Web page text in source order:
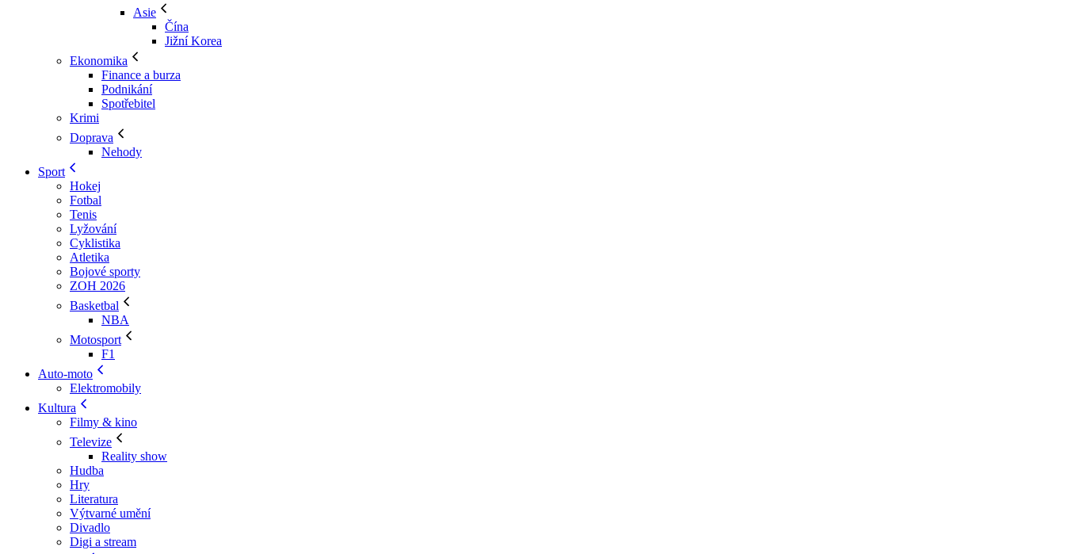
Asie
Čína
Jižní Korea
Ekonomika
Finance a burza
Podnikání
Spotřebitel
Krimi
Doprava
Nehody
Sport
Hokej
Fotbal
Tenis
Lyžování
Cyklistika
Atletika
Bojové sporty
ZOH 2026
Basketbal
NBA
Motosport
F1
Auto-moto
Elektromobily
Kultura
Filmy & kino
Televize
Reality show
Hudba
Hry
Literatura
Výtvarné umění
Divadlo
Digi a stream